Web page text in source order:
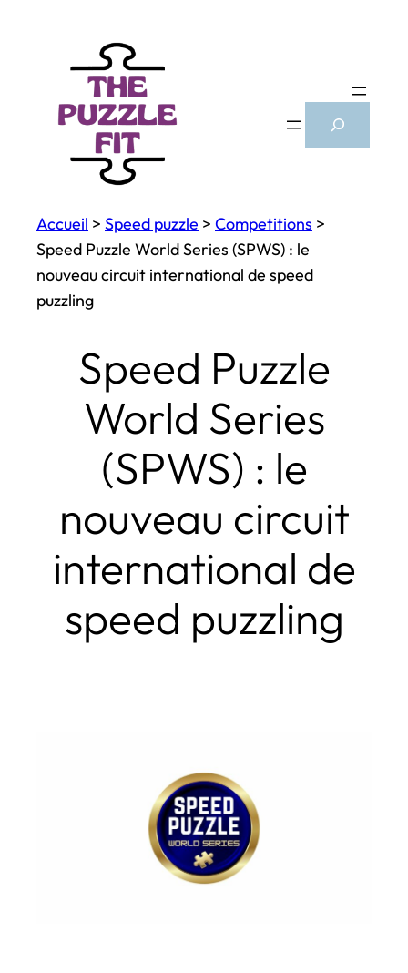
Search
Accueil > Speed puzzle > Competitions >
Speed Puzzle World Series (SPWS) : le
nouveau circuit international de speed
puzzling
Speed Puzzle
World Series
(SPWS) : le
nouveau circuit
international de
speed puzzling